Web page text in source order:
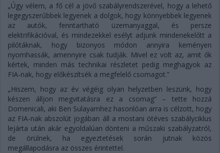
„Úgy vélem, a fő cél a jövő szabályrendszerével, hogy a lehető
legegyszerűbbek legyenek a dolgok, hogy könnyebbek legyenek
az autók, fenntartható üzemanyaggal, és persze
elektrifikációval, és mindezekkel esélyt adjunk mindenekelőtt a
pilótáknak, hogy bizonyos módon annyira keményen
nyomhassák, amennyire csak tudják. Mivel ez volt az, amit ők
kértek, minden más technikai részletet pedig meghagyok az
FIA-nak, hogy előkészítsék a megfelelő csomagot.”
„Hiszem, hogy az év végéig olyan helyzetben leszünk, hogy
készen álljon megvitatásra ez a csomag” – tette hozzá
Domenicali, aki Ben Sulayamhez hasonlóan arra is célzott, hogy
az FIA-nak abszolút jogában áll a mostani ötéves szabályciklus
lejárta után akár egyoldalúan dönteni a műszaki szabályzatról,
de örülnek, ha egyeztetések során jutnak közös
megállapodásra az összes érintettel.